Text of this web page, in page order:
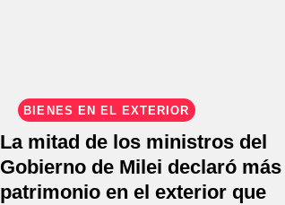
BIENES EN EL EXTERIOR
La mitad de los ministros del
Gobierno de Milei declaró más
patrimonio en el exterior que